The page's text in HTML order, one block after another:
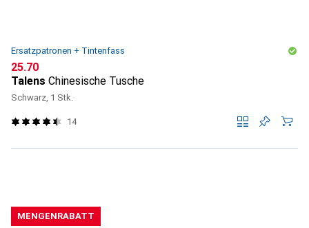
Ersatzpatronen + Tintenfass
CHF
25.70
Talens Chinesische Tusche
Schwarz, 1 Stk.
14
MENGENRABATT